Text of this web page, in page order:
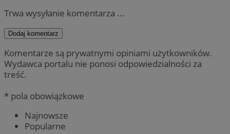
Trwa wysyłanie komentarza ...
Dodaj komentarz
Komentarze są prywatnymi opiniami użytkowników.
Wydawca portalu nie ponosi odpowiedzialności za
treść.
* pola obowiązkowe
Najnowsze
Popularne